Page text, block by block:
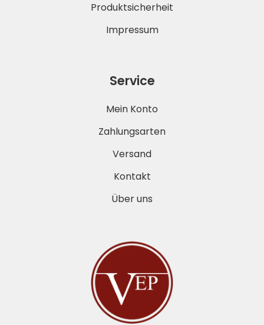
Produktsicherheit
Impressum
Service
Mein Konto
Zahlungsarten
Versand
Kontakt
Über uns